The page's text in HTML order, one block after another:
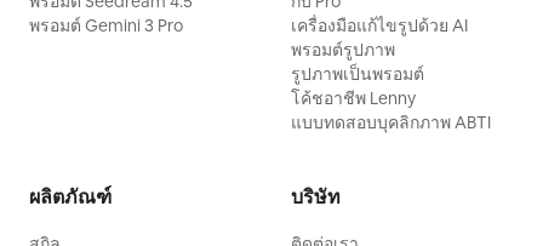
พรอมต์ Gemini 3 Pro
เครื่องมือแก้ไขรูปด้วย AI
พรอมต์รูปภาพ
รูปภาพเป็นพรอมต์
โค้ชอาชีพ Lenny
แบบทดสอบบุคลิกภาพ ABTI
ผลิตภัณฑ์ บริษัท